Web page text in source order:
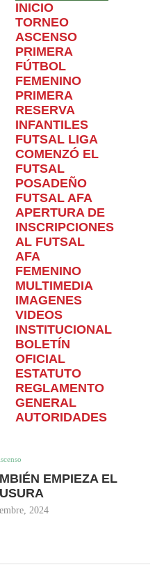
INICIO
TORNEO
ASCENSO
PRIMERA
FÚTBOL
FEMENINO
PRIMERA
RESERVA
INFANTILES
FUTSAL LIGA
COMENZÓ EL
FUTSAL
POSADEÑO
FUTSAL AFA
APERTURA DE
INSCRIPCIONES
AL FUTSAL
AFA
FEMENINO
MULTIMEDIA
IMAGENES
VIDEOS
INSTITUCIONAL
BOLETÍN
OFICIAL
ESTATUTO
REGLAMENTO
GENERAL
AUTORIDADES
EL ASCENSO TAMBIÉN
EMPIEZA EL
2024